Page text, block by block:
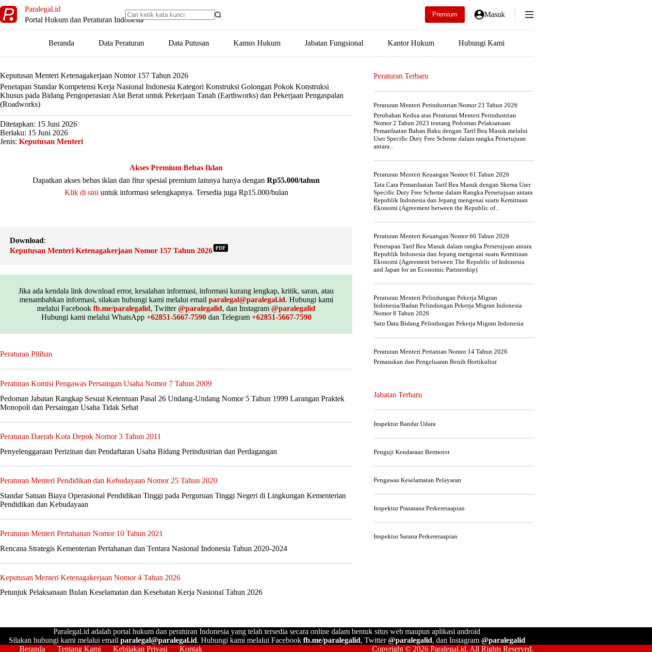
to
content
Paralegal.id
Portal Hukum dan Peraturan Indonesia
Premium Masuk
Beranda Data Peraturan Data Putusan Kamus Hukum Jabatan Fungsional Kantor Hukum Hubungi Kami
Keputusan Menteri Ketenagakerjaan Nomor 157 Tahun 2026
Penetapan Standar Kompetensi Kerja Nasional Indonesia Kategori Konstruksi Golongan Pokok Konstruksi
Khusus pada Bidang Pengoperasian Alat Berat untuk Pekerjaan Tanah (Earthworks) dan Pekerjaan Pengaspalan
(Roadworks)
Ditetapkan: 15 Juni 2026
Berlaku: 15 Juni 2026
Jenis: Keputusan Menteri
Akses Premium Bebas Iklan
Dapatkan akses bebas iklan dan fitur spesial premium lainnya hanya dengan Rp55.000/tahun
Klik di sini untuk informasi selengkapnya. Tersedia juga Rp15.000/bulan
Download:
Keputusan Menteri Ketenagakerjaan Nomor 157 Tahun 2026 PDF
Jika ada kendala link download error, kesalahan informasi, informasi kurang lengkap, kritik, saran, atau
menambahkan informasi, silakan hubungi kami melalui email paralegal@paralegal.id. Hubungi kami
melalui Facebook fb.me/paralegalid, Twitter@paralegalid, dan Instagram @paralegalid
Hubungi kami melalui WhatsApp +62851-5667-7590dan Telegram +62851-5667-7590
Peraturan Pilihan
Peraturan Komisi Pengawas Persaingan Usaha Nomor 7 Tahun 2009
Pedoman Jabatan Rangkap Sesuai Ketentuan Pasal 26 Undang-Undang Nomor 5 Tahun 1999 Larangan Praktek
Monopoli dan Persaingan Usaha Tidak Sehat
Peraturan Daerah Kota Depok Nomor 3 Tahun 2011
Penyelenggaraan Perizinan dan Pendaftaran Usaha Bidang Perindustrian dan Perdagangan
Peraturan Menteri Pendidikan dan Kebudayaan Nomor 25 Tahun 2020
Standar Satuan Biaya Operasional Pendidikan Tinggi pada Perguruan Tinggi Negeri di Lingkungan Kementerian
Pendidikan dan Kebudayaan
Peraturan Menteri Pertahanan Nomor 10 Tahun 2021
Rencana Strategis Kementerian Pertahanan dan Tentara Nasional Indonesia Tahun 2020-2024
Keputusan Menteri Ketenagakerjaan Nomor 4 Tahun 2026
Petunjuk Pelaksanaan Bulan Keselamatan dan Kesehatan Kerja Nasional Tahun 2026
Peraturan Terbaru
Peraturan Menteri Perindustrian Nomor 23 Tahun 2026
Perubahan Kedua atas Peraturan Menteri Perindustrian
Nomor 2 Tahun 2023 tentang Pedoman Pelaksanaan
Pemanfaatan Bahan Baku dengan Tarif Bea Masuk melalui
User Specific Duty Free Scheme dalam rangka Persetujuan
antara...
Peraturan Menteri Keuangan Nomor 61 Tahun 2026
Tata Cara Pemanfaatan Tarif Bea Masuk dengan Skema User
Specific Duty Free Scheme dalam Rangka Persetujuan antara
Republik Indonesia dan Jepang mengenai suatu Kemitraan
Ekonomi (Agreement between the Republic of...
Peraturan Menteri Keuangan Nomor 60 Tahun 2026
Penetapan Tarif Bea Masuk dalam rangka Persetujuan antara
Republik Indonesia dan Jepang mengenai suatu Kemitraan
Ekonomi (Agreement between The Republic of Indonesia
and Japan for an Economic Partnership)
Peraturan Menteri Pelindungan Pekerja Migran
Indonesia/Badan Pelindungan Pekerja Migran Indonesia
Nomor 8 Tahun 2026
Satu Data Bidang Pelindungan Pekerja Migran Indonesia
Peraturan Menteri Pertanian Nomor 14 Tahun 2026
Pemasukan dan Pengeluaran Benih Hortikultur
Jabatan Terbaru
Inspektur Bandar Udara
Penguji Kendaraan Bermotor
Pengawas Keselamatan Pelayaran
Inspektur Prasarana Perkeretaapian
Inspektur Sarana Perkeretaapian
Paralegal.id adalah portal hukum dan peraturan Indonesia yang telah tersedia secara online dalam bentuk situs web maupun aplikasi android
Silakan hubungi kami melalui email paralegal@paralegal.id. Hubungi kami melalui Facebook fb.me/paralegalid, Twitter@paralegalid, dan Instagram @paralegalid
Beranda
Tentang Kami Kebijakan Privasi Kontak Copyright © 2026 Paralegal.id. All Rights Reserved.